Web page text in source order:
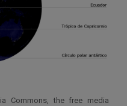
Commons, the free media